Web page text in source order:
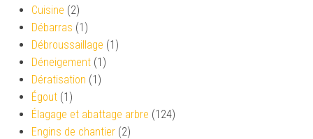
Cuisine (2)
Débarras (1)
Débroussaillage (1)
Déneigement (1)
Dératisation (1)
Égout (1)
Élagage et abattage arbre (124)
Engins de chantier (2)